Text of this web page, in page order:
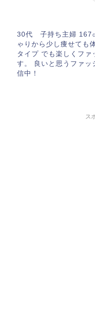
30代 子持ち主婦 167
ゃりから少し痩せても
タイプ でも楽しくファ
す。 良いと思うファッ
信中！
ス